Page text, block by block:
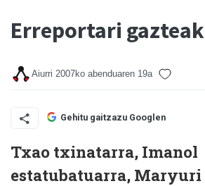
Erreportari gazteak
Aiurri 2007ko abenduaren 19a
Gehitu gaitzazu Googlen
Txao txinatarra, Imanol
estatubatuarra, Maryuri